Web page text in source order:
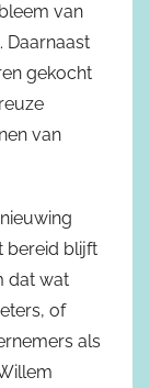
van
Daarnaast
gekocht
van
bereid blijft
dat wat
of
als